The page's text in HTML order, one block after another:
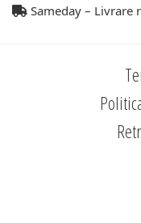
Sameday – Livrare